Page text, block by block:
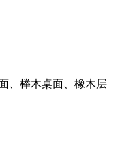
、榉木桌面、橡木层